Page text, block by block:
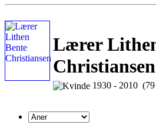
Lærer
Christiansen
1930 - 2010 (79